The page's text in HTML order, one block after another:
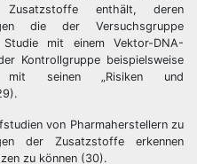
enthält, deren
die der Versuchsgruppe
mit einem Vektor-DNA-
Kontrollgruppe beispielsweise
mit seinen „Risiken und
von Pharmaherstellern zu
der Zusatzstoffe erkennen
zu können (30).